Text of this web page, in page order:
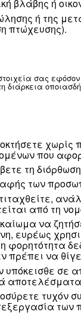
άλλη για να
μόνο στο
ίδιους
ρήτρες
των
θα
στους
εκ
με
του νόμου
ύποπτων ή
της